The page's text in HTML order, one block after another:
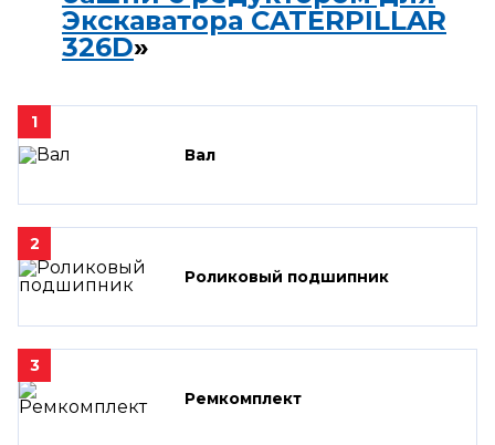
Экскаватора CATERPILLAR
326D»
1
Вал
2
Роликовый подшипник
3
Ремкомплект